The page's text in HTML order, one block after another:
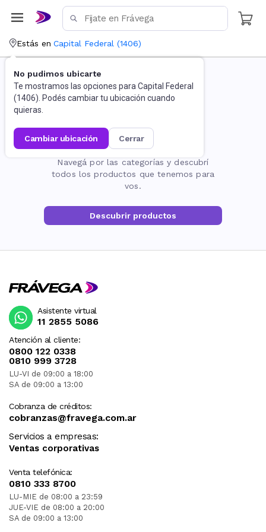
Estás en Capital Federal (1406)
No pudimos ubicarte
Te mostramos las opciones para Capital Federal
(1406). Podés cambiar tu ubicación cuando
quieras.
cambiar ubicación cerrar
La página no existe
Navegá por las categorías y descubrí
todos los productos que tenemos para
vos.
Descubrir productos
Atención al cliente:
0800 122 0338
0810 999 3728
LU-VI de 09:00 a 18:00
SA de 09:00 a 13:00
Cobranza de créditos:
cobranzas@fravega.com.ar
Servicios a empresas:
Ventas corporativas
Venta telefónica:
0810 333 8700
LU-MIE de 08:00 a 23:59
JUE-VIE de 08:00 a 20:00
SA de 09:00 a 13:00
Asistente virtual
11 2855 5086